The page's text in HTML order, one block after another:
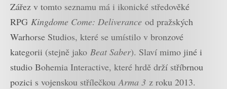
Zářez v tomto seznamu má i ikonické středověké
RPG Kingdome Come: Deliverance od pražských
Warhorse Studios, které se umístilo v bronzové
kategorii (stejně jako Beat Saber). Slaví mimo jiné i
studio Bohemia Interactive, které hrdě drží stříbrnou
pozici s vojenskou střílečkouArma 3 z roku 2013.